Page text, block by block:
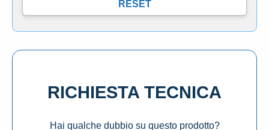
RICHIESTA TECNICA
Hai qualche dubbio su questo prodotto?